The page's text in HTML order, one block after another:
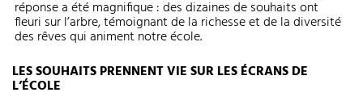
réponse a été magnifique : des dizaines de souhaits ont
fleuri sur l’arbre, témoignant de la richesse et de la diversité
des rêves qui animent notre école.
LES SOUHAITS PRENNENT VIE SUR LES ÉCRANS DE
L’ÉCOLE